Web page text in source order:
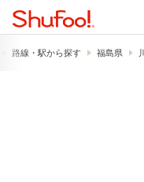
路線・駅から探す 福島県